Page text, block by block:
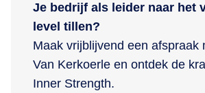
Je bedrijf als leider naar het
level tillen?
Maak vrijblijvend een afspraak
Van Kerkoerle en ontdek de
Inner Strength.